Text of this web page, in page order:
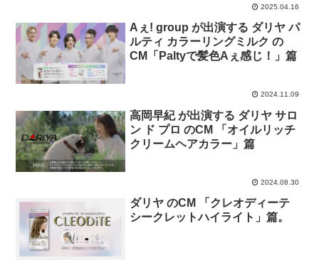
2025.04.16
Aぇ! group が出演する ダリヤ パ
ルティ カラーリングミルク の
CM「Paltyで髪色Aぇ感じ！」篇
2024.11.09
高岡早紀 が出演する ダリヤ サロ
ン ド プロ のCM 「オイルリッチ
クリームヘアカラー」篇
2024.08.30
ダリヤ のCM 「クレオディーテ
シークレットハイライト」篇。